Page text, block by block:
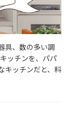
具、数の多い調
ッチンを、パパ
キッチンだと、料